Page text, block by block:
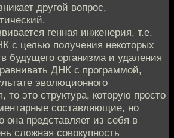
другой вопрос,
генная инженерия, т.е.
с целью получения некоторых
будущего организма и удаления
ДНК с программой,
эволюционного
то это структура, которую просто
составляющие, но
она представляет из себя в
сложная совокупность